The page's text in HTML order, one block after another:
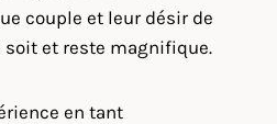
couple et leur désir de
et reste magnifique.
en tant